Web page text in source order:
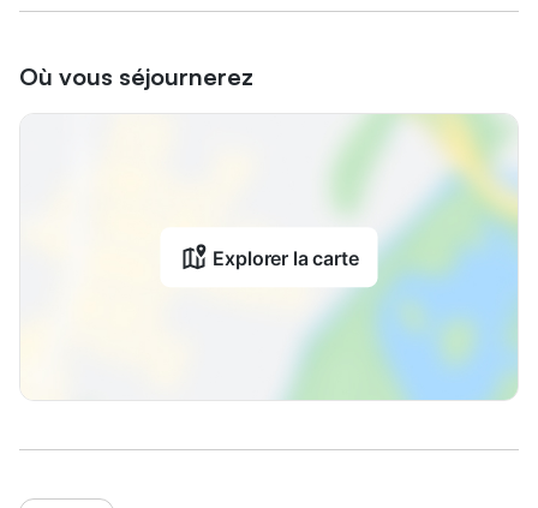
Où vous séjournerez
Explorer la carte